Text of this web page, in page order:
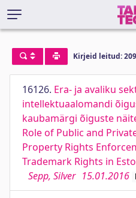
Kirjeid leitud:
16126. Era- ja avaliku
intellektuaalomandi
kaubamärgi õiguste
Role of Public and
Property Rights
Trademark Rights in
Sepp, Silver 15.01.2016